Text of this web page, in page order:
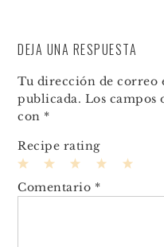
DEJA UNA RESPUESTA
Tu dirección de correo
publicada. Los campos
con *
Recipe rating
Stars
4
Stars
3
Stars
2
Stars
1
Star
Comentario *